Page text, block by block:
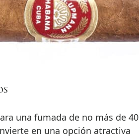
una fumada de no más de 40
en una opción atractiva